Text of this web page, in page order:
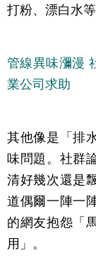
打粉、漂白水
管線異味瀰漫
業公司求助
其他像是「排
味問題。社群
清好幾次還是
道偶爾一陣一
的網友抱怨「
用」。